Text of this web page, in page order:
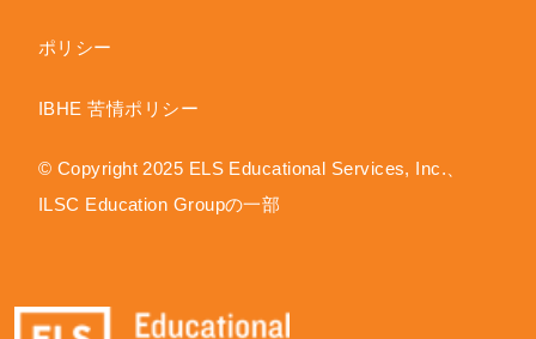
ポリシー
IBHE 苦情ポリシー
© Copyright 2025 ELS Educational Services, Inc.、
ILSC Education Groupの一部